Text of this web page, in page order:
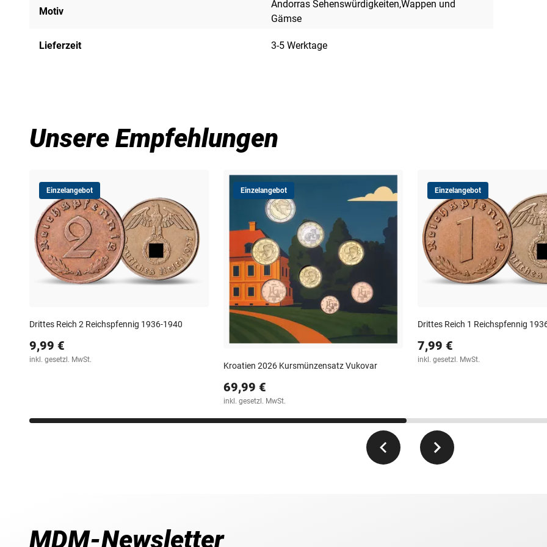
Motiv
Andorras Sehenswürdigkeiten,Wappen und
Gämse
Lieferzeit 3-5 Werktage
Unsere Empfehlungen
Einzelangebot
Drittes Reich 2 Reichspfennig 1936-1940
9,99 €
inkl. gesetzl. MwSt.
Einzelangebot
Kroatien 2026 Kursmünzensatz Vukovar
69,99 €
inkl. gesetzl. MwSt.
Einzelangebot
Drittes Reich 1 Reichspfennig
7,99 €
inkl. gesetzl. MwSt.
MDM-Newsletter